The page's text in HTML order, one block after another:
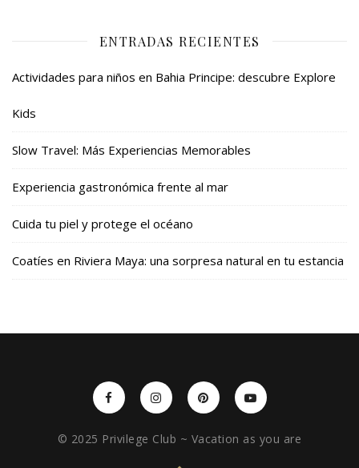
ENTRADAS RECIENTES
Actividades para niños en Bahia Principe: descubre Explore
Kids
Slow Travel: Más Experiencias Memorables
Experiencia gastronómica frente al mar
Cuida tu piel y protege el océano
Coatíes en Riviera Maya: una sorpresa natural en tu estancia
© 2025 Privilege Club ~ Vacation as you are